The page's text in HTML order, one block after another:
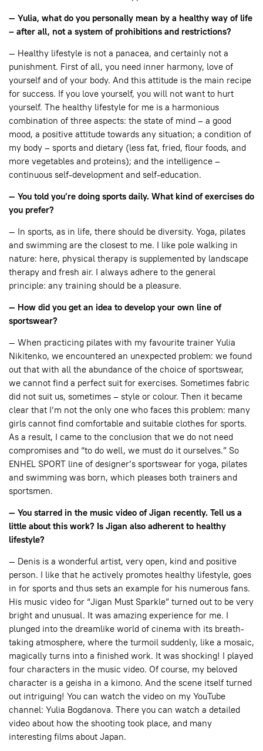
— Yulia, what do you personally mean by a healthy way of life
– after all, not a system of prohibitions and restrictions?
— Healthy lifestyle is not a panacea, and certainly not a
punishment. First of all, you need inner harmony, love of
yourself and of your body. And this attitude is the main recipe
for success. If you love yourself, you will not want to hurt
yourself. The healthy lifestyle for me is a harmonious
combination of three aspects: the state of mind – a good
mood, a positive attitude towards any situation; a condition of
my body – sports and dietary (less fat, fried, flour foods, and
more vegetables and proteins); and the intelligence –
continuous self-development and self-education.
— You told you’re doing sports daily. What kind of exercises do
you prefer?
— In sports, as in life, there should be diversity. Yoga, pilates
and swimming are the closest to me. I like pole walking in
nature: here, physical therapy is supplemented by landscape
therapy and fresh air. I always adhere to the general
principle: any training should be a pleasure.
— How did you get an idea to develop your own line of
sportswear?
— When practicing pilates with my favourite trainer Yulia
Nikitenko, we encountered an unexpected problem: we found
out that with all the abundance of the choice of sportswear,
we cannot find a perfect suit for exercises. Sometimes fabric
did not suit us, sometimes – style or colour. Then it became
clear that I’m not the only one who faces this problem: many
girls cannot find comfortable and suitable clothes for sports.
As a result, I came to the conclusion that we do not need
compromises and “to do well, we must do it ourselves.” So
ENHEL SPORT line of designer’s sportswear for yoga, pilates
and swimming was born, which pleases both trainers and
sportsmen.
— You starred in the music video of Jigan recently. Tell us a
little about this work? Is Jigan also adherent to healthy
lifestyle?
— Denis is a wonderful artist, very open, kind and positive
person. I like that he actively promotes healthy lifestyle, goes
in for sports and thus sets an example for his numerous fans.
His music video for “Jigan Must Sparkle” turned out to be very
bright and unusual. It was amazing experience for me. I
plunged into the dreamlike world of cinema with its breath-
taking atmosphere, where the turmoil suddenly, like a mosaic,
magically turns into a finished work. It was shocking! I played
four characters in the music video. Of course, my beloved
character is a geisha in a kimono. And the scene itself turned
out intriguing! You can watch the video on my YouTube
channel: Yulia Bogdanova. There you can watch a detailed
video about how the shooting took place, and many
interesting films about Japan.